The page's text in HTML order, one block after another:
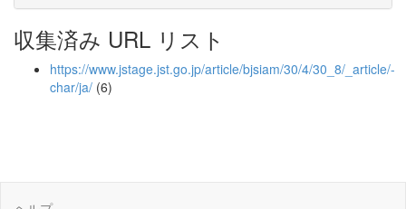
収集済み URL リスト
https://www.jstage.jst.go.jp/article/bjsiam/30/4/30_8/_article/-
char/ja/ (6)